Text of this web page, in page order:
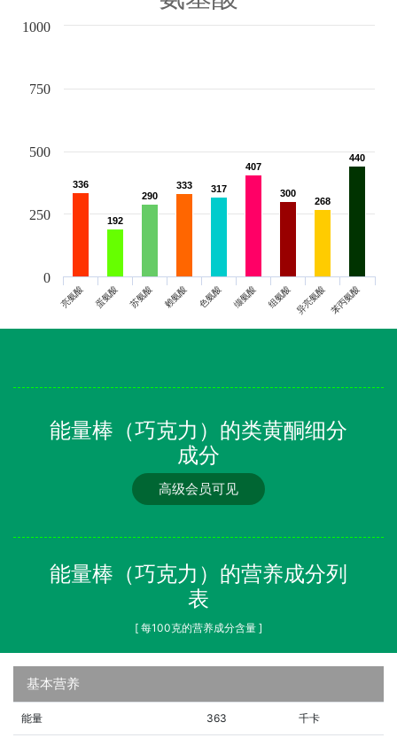
336
336
192
192
290
290
333
333 317
317
407
407
300
300
268
268
440
440
亮氨酸 蛋氨酸 苏氨酸 赖氨酸 色氨酸 缬氨酸 组氨酸 异亮氨酸苯丙氨酸
0
250
500
750
1000
能量棒（巧克力）的类黄酮细分
成分
高级会员可见
能量棒（巧克力）的营养成分列
表
[ 每100克的营养成分含量 ]
基本营养
能量 363 千卡